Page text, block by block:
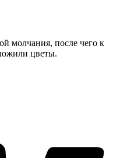
молчания, после чего к
цветы.